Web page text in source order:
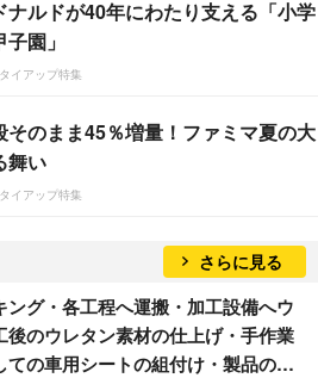
ナルドが40年にわたり支える「小学
園」
イアップ特集
そのまま45％増量！ファミマ夏の大
舞い
イアップ特集
さらに見る
ング・各工程へ運搬・加工設備へウ
後のウレタン素材の仕上げ・手作業
の車用シートの組付け・製品の検